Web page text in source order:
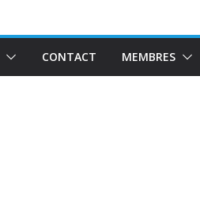
CONTACT MEMBRES